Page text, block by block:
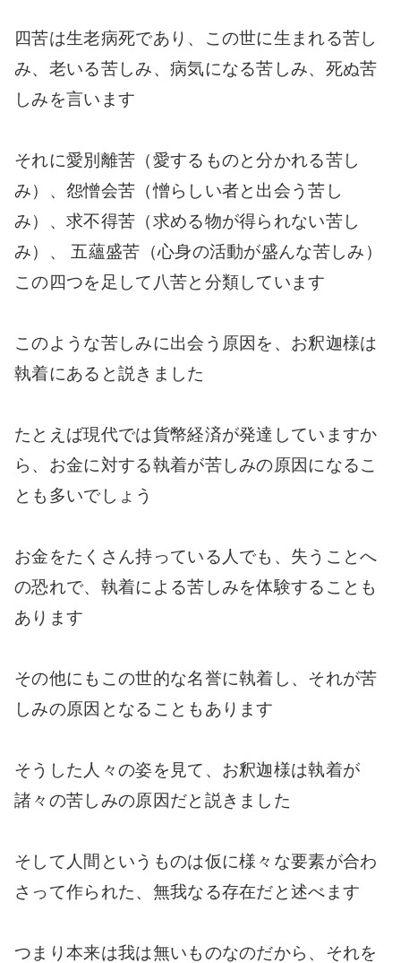
四苦は生老病死であり、この世に生まれる苦し
み、老いる苦しみ、病気になる苦しみ、死ぬ苦
しみを言います
それに愛別離苦（愛するものと分かれる苦し
み）、怨憎会苦（憎らしい者と出会う苦し
み）、求不得苦（求める物が得られない苦し
み）、 五蘊盛苦（心身の活動が盛んな苦しみ）
この四つを足して八苦と分類しています
このような苦しみに出会う原因を、お釈迦様は
執着にあると説きました
たとえば現代では貨幣経済が発達していますか
ら、お金に対する執着が苦しみの原因になるこ
とも多いでしょう
お金をたくさん持っている人でも、失うことへ
の恐れで、執着による苦しみを体験することも
あります
その他にもこの世的な名誉に執着し、それが苦
しみの原因となることもあります
そうした人々の姿を見て、お釈迦様は執着が
諸々の苦しみの原因だと説きました
そして人間というものは仮に様々な要素が合わ
さって作られた、無我なる存在だと述べます
つまり本来は我は無いものなのだから、それを